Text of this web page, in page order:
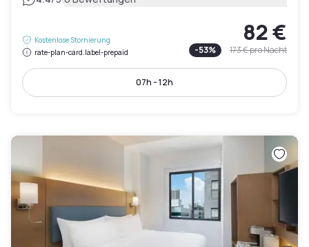
Kostenlose Stornierung
rate-plan-card.label-prepaid
82 €
-53% 173 €pro Nacht
07h - 12h